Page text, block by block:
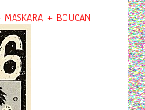
+ BOUCAN